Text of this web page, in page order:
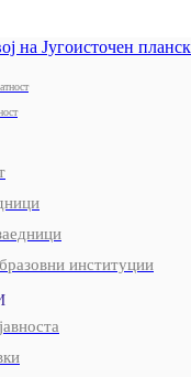
институции